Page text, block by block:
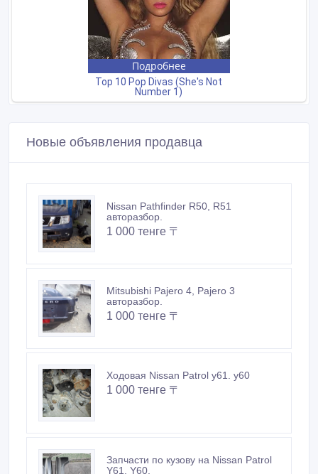
Новые объявления продавца
Nissan Pathfinder R50, R51
авторазбор.
1 000 тенге 〒
Mitsubishi Pajero 4, Pajero 3
авторазбор.
1 000 тенге 〒
Ходовая Nissan Patrol y61. y60
1 000 тенге 〒
Запчасти по кузову на Nissan Patrol
Y61, Y60.